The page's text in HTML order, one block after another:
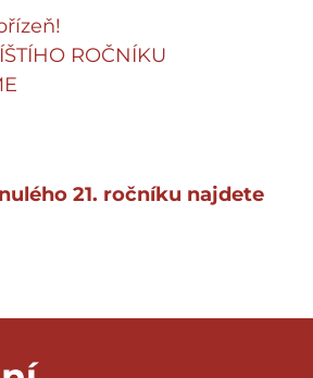
ROČNÍKU
21. ročníku najdete